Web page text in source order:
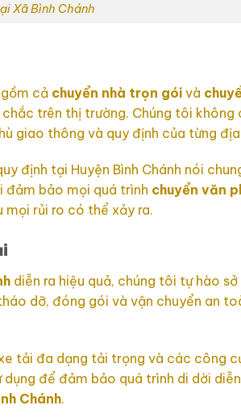
Xã Bình Chánh
cả chuyển nhà trọn gói và
trên thị trường. Chúng tôi không
giao thông và quy định của từng
định tại Huyện Bình Chánh nói
đảm bảo mọi quá trình chuyển văn
mọi rủi ro có thể xảy ra.
diễn ra hiệu quả, chúng tôi tự hào sở
dỡ, đóng gói và vận chuyển an
tải đa dạng tải trọng và các công
để đảm bảo quá trình di dời
Chánh.